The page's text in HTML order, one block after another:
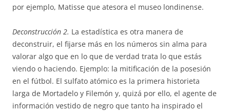
por ejemplo, Matisse que atesora el museo londinense.
Deconstrucción 2. La estadística es otra manera de
deconstruir, el fijarse más en los números sin alma para
valorar algo que en lo que de verdad trata lo que estás
viendo o haciendo. Ejemplo: la mitificación de la posesión
en el fútbol. El sulfato atómico es la primera historieta
larga de Mortadelo y Filemón y, quizá por ello, el agente de
información vestido de negro que tanto ha inspirado el